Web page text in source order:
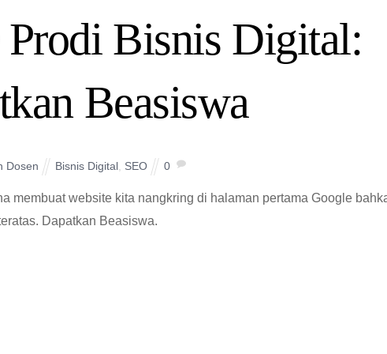
Prodi Bisnis Digital:
Beasiswa
Dosen Bisnis Digital, SEO 0
membuat website kita nangkring di halaman pertama Google
Dapatkan Beasiswa.